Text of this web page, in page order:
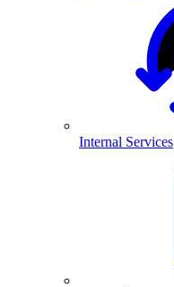
Internal Services